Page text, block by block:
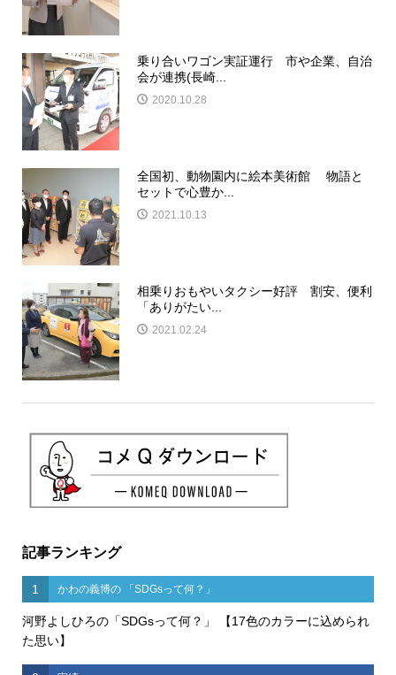
乗り合いワゴン実証運行 市や企業、自治
会が連携(長崎...
2020.10.28
全国初、動物園内に絵本美術館 物語と
セットで心豊か...
2021.10.13
相乗りおもやいタクシー好評 割安、便利
「ありがたい...
2021.02.24
記事ランキング
1 かわの義博の 「SDGsって何？」
河野よしひろの「SDGsって何？」 【17色のカラーに込められ
た思い】